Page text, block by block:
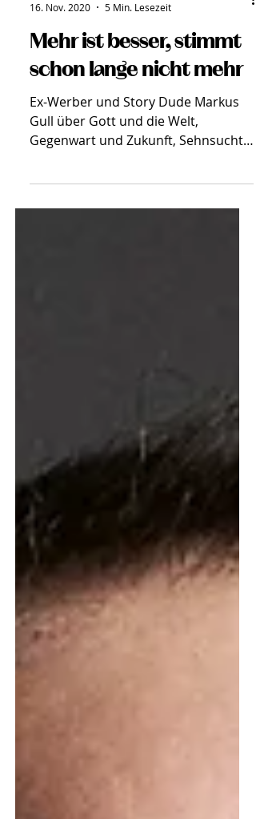
16. Nov. 2020
5 Min. Lesezeit
Mehr ist besser, stimmt
schon lange nicht mehr
Ex-Werber und Story Dude Markus
Gull über Gott und die Welt,
Orientierung und den Wert wahrer
Geschichten.